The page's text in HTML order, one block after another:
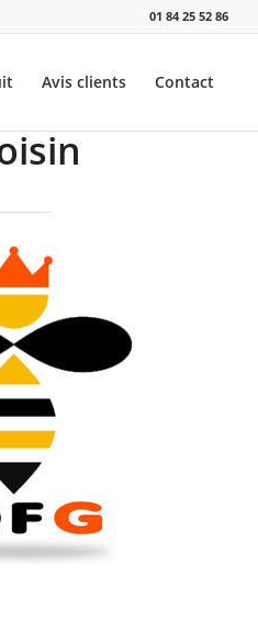
01 84 25 52 86
Avis clients Contact